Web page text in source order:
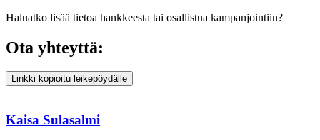
Haluatko lisää tietoa hankkeesta tai osallistua kampanjointiin?
Ota yhteyttä:
Linkki kopioitu leikepöydälle
Kaisa Sulasalmi